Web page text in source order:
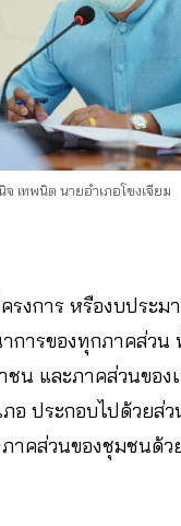
จ เทพนิต นายอำเภอโขงเจียม
รงการ หรืองบประ
การของทุกภาคส่วน
ชน และภาคส่วนขอ
อ ประกอบไปด้วยส่
าคส่วนของชุมชนด้ว